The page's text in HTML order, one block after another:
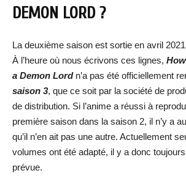
DEMON LORD ?
La deuxième saison est sortie en avril
À l’heure où nous écrivons ces lignes,
a Demon Lordn’a pas été officiellement
saison 3, que ce soit par la société de
de distribution. Si l’anime a réussi à
première saison dans la saison 2, il n’y a
qu’il n’en ait pas une autre. Actuellement
volumes ont été adapté, il y a donc
prévue.